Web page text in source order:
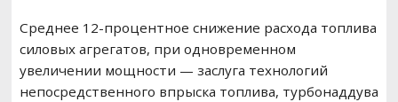
Среднее 12-процентное снижение расхода топлива
силовых агрегатов, при одновременном
увеличении мощности — заслуга технологий
непосредственного впрыска топлива, турбонаддува